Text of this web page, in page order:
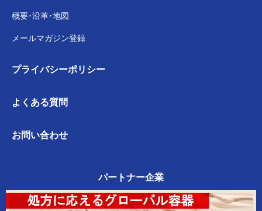
概要･沿革･地図
メールマガジン登録
よくある質問
プライバシーポリシー
お問い合わせ
パートナー企業